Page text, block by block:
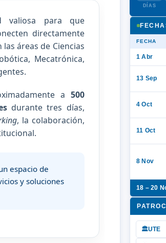
valiosa para que
directamente
áreas de Ciencias
Mecatrónica,
a 500
durante tres días,
, la colaboración,
espacio de
y soluciones
DÍAS
FECHA
1 Abr
13 Sep
4 Oct
11 Oct
8 Nov
18 – 20
🏛UTE